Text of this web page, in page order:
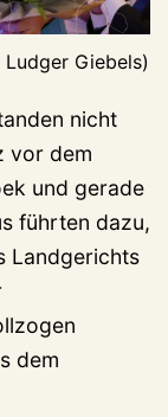
Giebels)
nicht
vor dem
und gerade
führten dazu,
Landgerichts
dem